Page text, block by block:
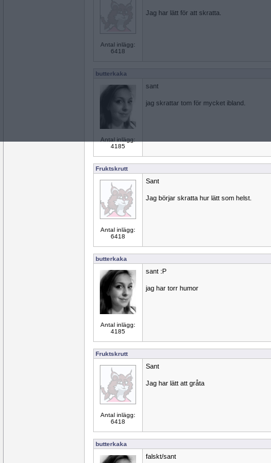
Antal inlägg:
6418
Jag har lätt för att skratta.
butterkaka
Antal inlägg:
4185
sant
jag skrattar tom för mycket ibland.
Fruktskrutt
Antal inlägg:
6418
Sant
Jag börjar skratta hur lätt som helst.
butterkaka
Antal inlägg:
4185
sant :P
jag har torr humor
Fruktskrutt
Antal inlägg:
6418
Sant
Jag har lätt att gråta
butterkaka
falskt/sant